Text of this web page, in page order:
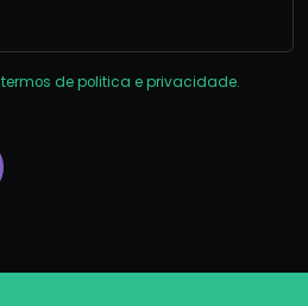
termos de politica e privacidade.